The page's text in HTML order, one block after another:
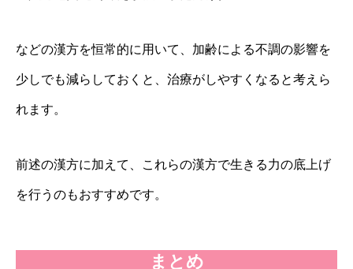
などの漢方を恒常的に用いて、加齢による不調の影響を
少しでも減らしておくと、治療がしやすくなると考えら
れます。
前述の漢方に加えて、これらの漢方で生きる力の底上げ
を行うのもおすすめです。
まとめ